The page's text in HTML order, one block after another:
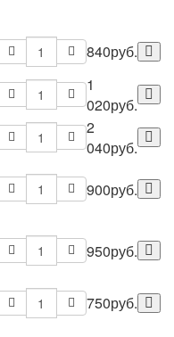
840руб.
1
020руб.
2
040руб.
900руб.
950руб.
750руб.